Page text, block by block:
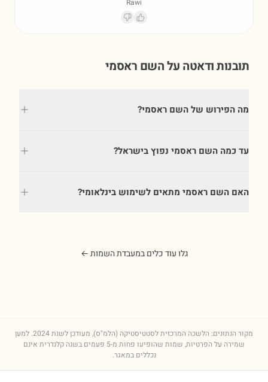
Rawi
תובנות ודאטה על השם ראסמי
מה הפירוש של השם ראסמי?
עד כמה השם ראסמי נפוץ בישראל?
האם השם ראסמי מתאים לשימוש בינלאומי?
גלו עוד כלים במעבדת השמות ←
מקור הנתונים: הלשכה המרכזית לסטטיסטיקה (הלמ"ס), מעודכן לשנת2024. למען
שמירה על הפרטיות, שמות שהופיעו פחות מ-5 פעמים בשנה קלנדרית אינם
נכללים במאגר.